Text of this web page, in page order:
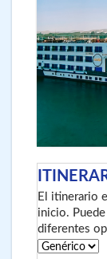
El itinerario
inicio.
diferentes